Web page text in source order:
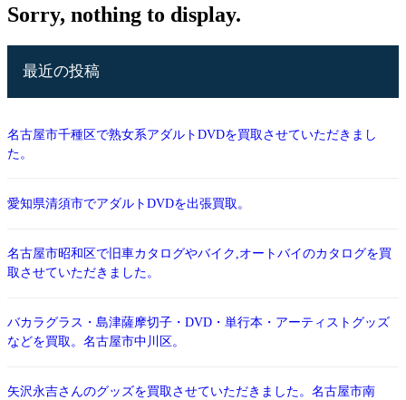
Sorry, nothing to display.
最近の投稿
名古屋市千種区で熟女系アダルトDVDを買取させていただきまし
た。
愛知県清須市でアダルトDVDを出張買取。
名古屋市昭和区で旧車カタログやバイク,オートバイのカタログを買
取させていただきました。
バカラグラス・島津薩摩切子・DVD・単行本・アーティストグッズ
などを買取。名古屋市中川区。
矢沢永吉さんのグッズを買取させていただきました。名古屋市南